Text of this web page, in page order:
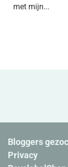
met mijn...
Bloggers
Privacy